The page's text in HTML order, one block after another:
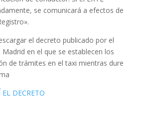
se comunicará a efectos de
el decreto publicado por el
en el que se establecen los
de trámites en el taxi mientras dure
DECRETO